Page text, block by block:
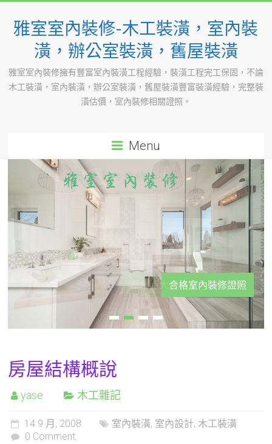
content
雅室室內裝修-木工裝潢，室內裝
潢，辦公室裝潢，舊屋裝潢
雅室室內裝修擁有豐富室內裝潢工程經驗，裝潢工程完工保固，不論
木工裝潢，室內裝潢，辦公室裝潢，舊屋裝潢豐富裝潢經驗，完整裝
潢估價，室內裝修相關證照。
Menu
合格室內裝修證照
房屋結構概說
yase 木工雜記
14 9 月, 2008 室內裝潢, 室內設計, 木工裝潢
0 Comment